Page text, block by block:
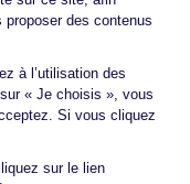
que ce soit, ne
l'obtention
site• Mentions